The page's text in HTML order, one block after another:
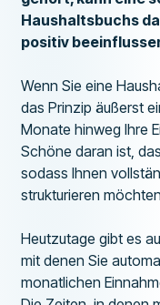
Haushaltsbuchs
positiv
Wenn Sie eine
das Prinzip äußerst
Monate hinweg Ihre
Schöne daran ist,
sodass Ihnen
strukturieren
Heutzutage gibt es
mit denen Sie
monatlichen